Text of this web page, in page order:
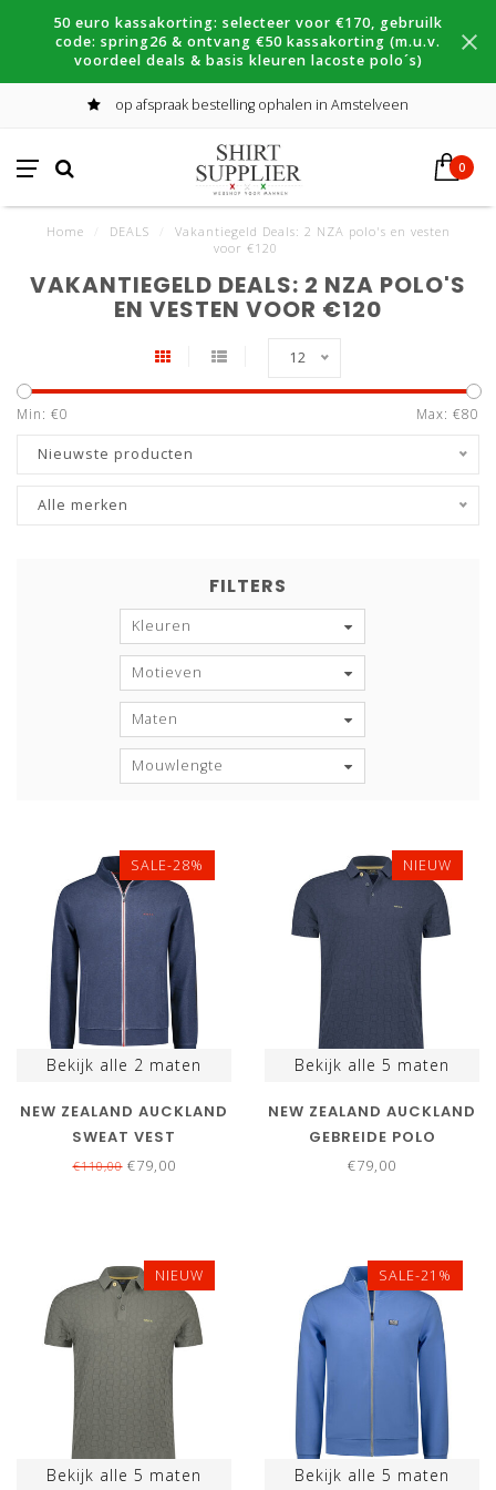
50 euro kassakorting: selecteer voor €170, gebruilk
code: spring26 & ontvang €50 kassakorting (m.u.v.
voordeel deals & basis kleuren lacoste polo´s)
op afspraak bestelling ophalen in Amstelveen
0
Home DEALS
Vakantiegeld Deals: 2 NZA polo's en vesten
voor €120
VAKANTIEGELD DEALS: 2 NZA POLO'S
EN VESTEN VOOR €120
12
Min: €0 Max: €80
Nieuwste producten
Alle merken
FILTERS
Kleuren
Motieven
Maten
Mouwlengte
SALE-28%
Bekijk alle 2 maten
NEW ZEALAND AUCKLAND
SWEAT VEST
DONKERBLAUW MET RITS
€110,00€79,00
NIEUW
Bekijk alle 5 maten
NEW ZEALAND AUCKLAND
GEBREIDE POLO
STRUCTUUR
€79,00
NIEUW
Bekijk alle 5 maten
SALE-21%
Bekijk alle 5 maten